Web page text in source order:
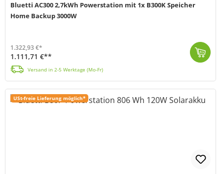
Bluetti AC300 2,7kWh Powerstation mit 1x B300K Speicher
Home Backup 3000W
1.322,93 €*
1.111,71 €**
Versand in 2-5 Werktage (Mo-Fr)
USt-freie Lieferung möglich*